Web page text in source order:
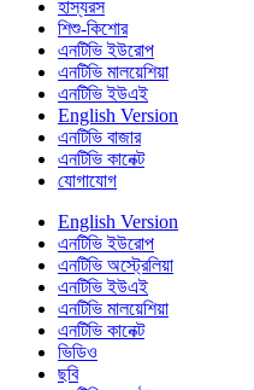
হাস্যরস
শিশু-কিশোর
এনটিভি ইউরোপ
এনটিভি মালয়েশিয়া
এনটিভি ইউএই
English Version
এনটিভি বাজার
এনটিভি কানেক্ট
যোগাযোগ
English Version
এনটিভি ইউরোপ
এনটিভি অস্ট্রেলিয়া
এনটিভি ইউএই
এনটিভি মালয়েশিয়া
এনটিভি কানেক্ট
ভিডিও
ছবি